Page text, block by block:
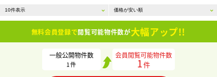
無料会員登録で閲覧可能物件数が大幅アップ!!
一般公開物件数
1件
会員閲覧可能物件数
1件